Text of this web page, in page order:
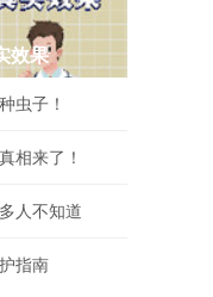
效果
虫子！
相来了！
人不知道
指南